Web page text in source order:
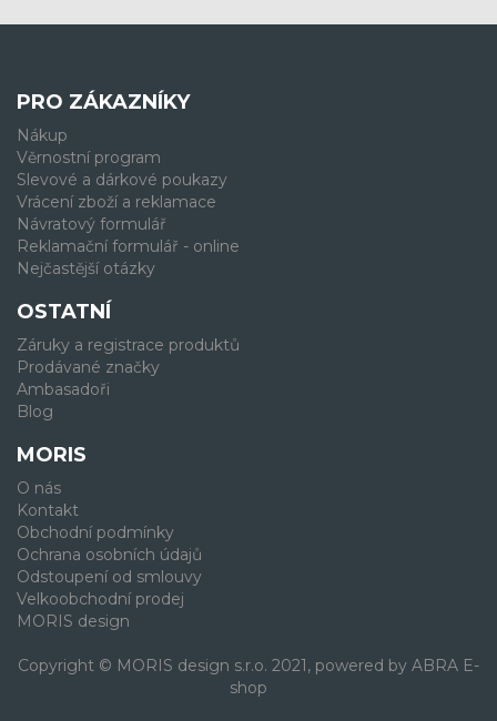
PRO ZÁKAZNÍKY
Nákup
Věrnostní program
Slevové a dárkové poukazy
Vrácení zboží a reklamace
Návratový formulář
Reklamační formulář - online
Nejčastější otázky
OSTATNÍ
Záruky a registrace produktů
Prodávané značky
Ambasadoři
Blog
MORIS
O nás
Kontakt
Obchodní podmínky
Ochrana osobních údajů
Odstoupení od smlouvy
Velkoobchodní prodej
MORIS design
Copyright © MORIS design s.r.o. 2021, powered by ABRA E-
shop